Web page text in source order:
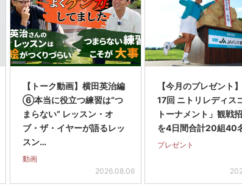
【トーク動画】横田英治編
⑥本当に役立つ練習は“つ
まらない” レッスン・オ
ブ・ザ・イヤーが語るレッ
スン…
動画
2026.08.06
【今月のプレゼント
17回 ニトリレディス
トーナメント」観戦
を4日間合計20組40
プレゼント